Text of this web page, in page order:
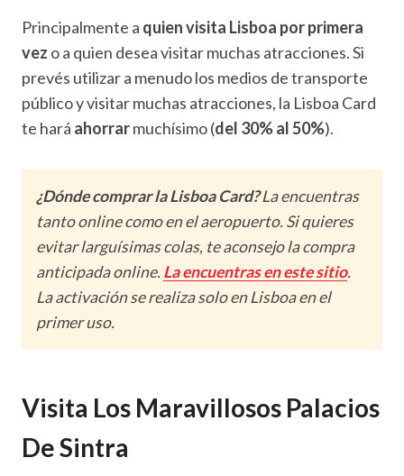
Principalmente a quien visita Lisboa por primera
vez o a quien desea visitar muchas atracciones. Si
prevés utilizar a menudo los medios de transporte
público y visitar muchas atracciones, la Lisboa Card
te hará ahorrarmuchísimo (del 30% al 50%).
¿Dónde comprar la Lisboa Card?La encuentras
tanto online como en el aeropuerto. Si quieres
evitar larguísimas colas, te aconsejo la compra
anticipada online.La encuentras en este sitio.
La activación se realiza solo en Lisboa en el
primer uso.
Visita Los Maravillosos Palacios
De Sintra